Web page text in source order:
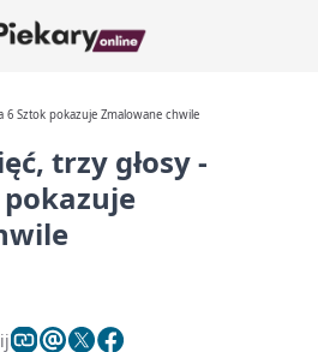
6 Sztok pokazuje Zmalowane chwile
trzy głosy -
pokazuje